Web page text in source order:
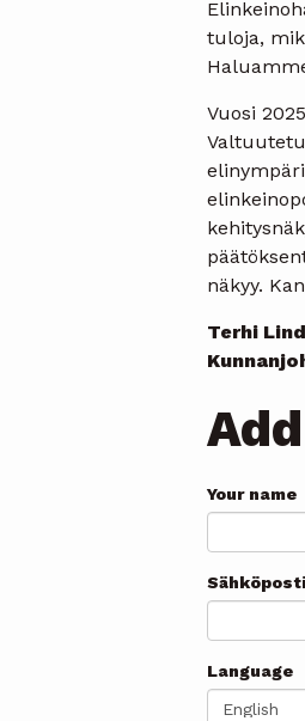
tuloja,
Vuosi
näkyy.
Terhi
Your name
Sähköposti
Language